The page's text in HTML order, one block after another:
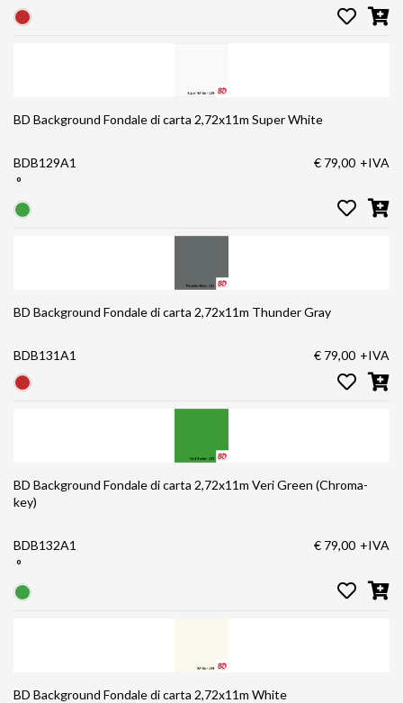
BD Background Fondale di carta 2,72x11m Super White
BDB129A1
°
€ 79,00 +IVA
BD Background Fondale di carta 2,72x11m Thunder Gray
BDB131A1 € 79,00 +IVA
BD Background Fondale di carta 2,72x11m Veri Green (Chroma-
key)
BDB132A1
°
€ 79,00 +IVA
BD Background Fondale di carta 2,72x11m White